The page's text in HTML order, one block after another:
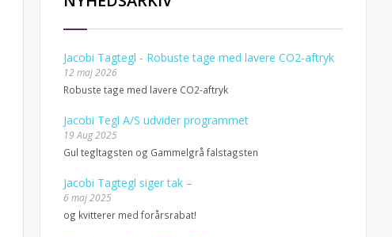
Jacobi Tagtegl - Robuste tage med lavere CO2-aftryk
12 maj 2026
Robuste tage med lavere CO2-aftryk
Jacobi Tegl A/S udvider programmet
19 Aug 2025
Gul tegltagsten og Gammelgrå falstagsten
Jacobi Tagtegl siger tak –
6 maj 2025
og kvitterer med forårsrabat!